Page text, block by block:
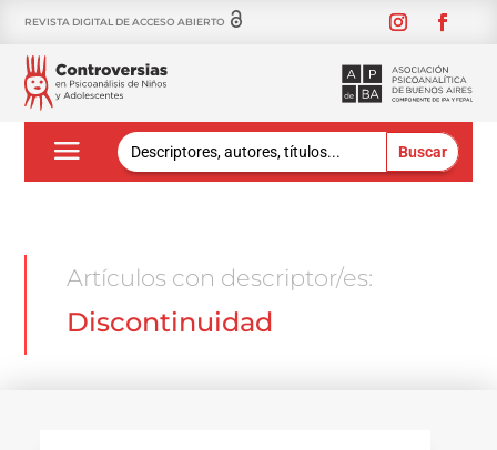
REVISTA DIGITAL DE ACCESO ABIERTO
Buscar:
Artículos con descriptor/es:
Discontinuidad